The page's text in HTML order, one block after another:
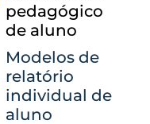
pedagógico
de aluno
Modelos de
relatório
individual de
aluno